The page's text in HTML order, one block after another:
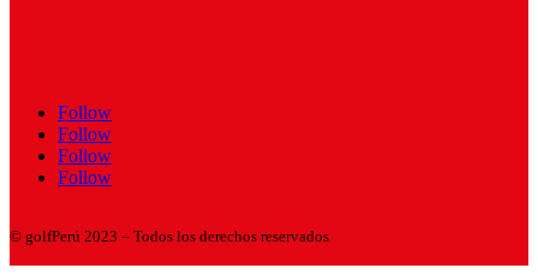
Follow
Follow
Follow
Follow
© golfPerú 2023 – Todos los derechos reservados